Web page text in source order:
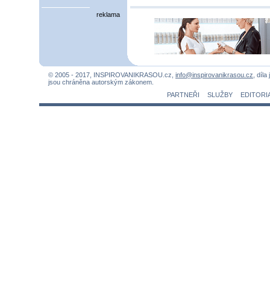
reklama
© 2005 - 2017, INSPIROVANIKRASOU.cz, info@inspirovanikrasou.cz, díla
jsou chráněna autorským zákonem.
PARTNEŘI
SLUŽBY